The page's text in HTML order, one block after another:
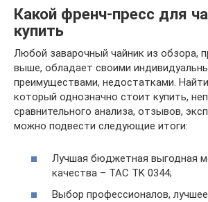
Какой френч-пресс для
купить
Любой заварочный чайник из обзора,
выше, обладает своими
преимуществами, недостатками.
который однозначно стоит купить,
сравнительного анализа, отзывов,
можно подвести следующие итоги:
Лучшая бюджетная выгодная
качества – TAC TK 0344;
Выбор профессионалов,